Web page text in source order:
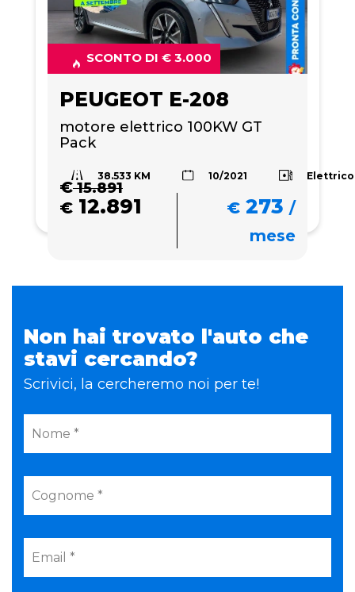
SCONTO DI € 3.000
PEUGEOT E-208
motore elettrico 100KW GT
Pack
38.533 KM 10/2021 Elettrico
€15.891
€ 12.891 € 273 /
mese
Non hai trovato l'auto che
stavi cercando?
Scrivici, la cercheremo noi per te!